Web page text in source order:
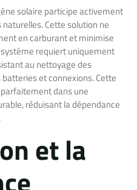
solaire participe activement
Cette solution ne
en carburant et minimise
système requiert uniquement
au nettoyage des
et connexions. Cette
dans une
réduisant la dépendance
et la